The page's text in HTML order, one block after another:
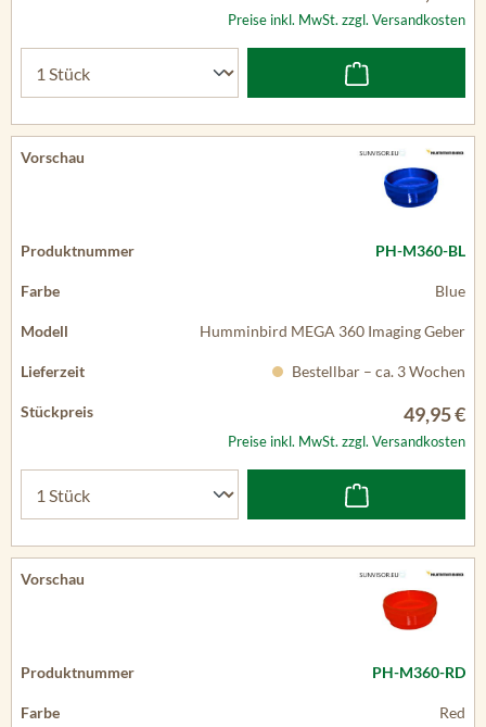
Preise inkl. MwSt. zzgl. Versandkosten
PH-M360-BL
Blue
Humminbird MEGA 360 Imaging Geber
Bestellbar – ca. 3 Wochen
49,95 €
Preise inkl. MwSt. zzgl. Versandkosten
PH-M360-RD
Red